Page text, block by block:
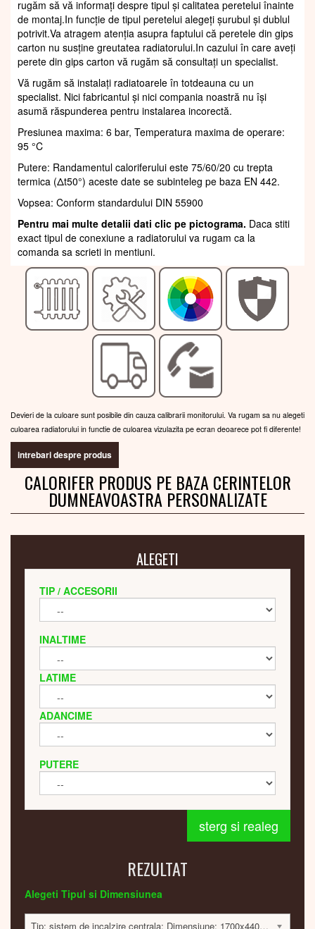
rugăm să vă informați despre tipul și calitatea peretelui înainte
de montaj.In funcție de tipul peretelui alegeți șurubul și dublul
potrivit.Va atragem atenția asupra faptului că peretele din gips
carton nu susține greutatea radiatorului.In cazului în care aveți
perete din gips carton vă rugăm să consultați un specialist.
Vă rugăm să instalați radiatoarele în totdeauna cu un
specialist. Nici fabricantul și nici compania noastră nu își
asumă răspunderea pentru instalarea incorectă.
Presiunea maxima: 6 bar, Temperatura maxima de operare:
95 °C
Putere: Randamentul caloriferului este 75/60/20 cu trepta
termica (Δt50°) aceste date se subinteleg pe baza EN 442.
Vopsea: Conform standardului DIN 55900
Pentru mai multe detalii dati clic pe pictograma. Daca stiti
exact tipul de conexiune a radiatorului va rugam ca la
comanda sa scrieti in mentiuni.
Devieri de la culoare sunt posibile din cauza calibrarii monitorului. Va rugam sa nu alegeti
culoarea radiatorului in functie de culoarea vizulazita pe ecran deoarece pot fi diferente!
intrebari despre produs
CALORIFER PRODUS PE BAZA CERINTELOR
DUMNEAVOASTRA PERSONALIZATE
ALEGETI
TIP / ACCESORII
INALTIME
LATIME
ADANCIME
PUTERE
sterg si realeg
REZULTAT
Alegeti Tipul si Dimensiunea
Tip: sistem de incalzire centrala; Dimensiune: 1700x440x60mm; 678 Watt; 7290 lei